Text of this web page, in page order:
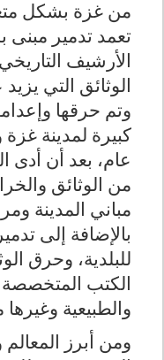
من غزة بشكل
تعمد تدمير مبنى
الأرشيف
وتم حرقها
كبيرة لمدينة
عام، بعد أن أدى
من الوثائق
مباني المدينة
بالإضافة إلى
للبلدية، وحرق
الكتب المتخصصة
والطبيعية
ومن أبرز المعالم